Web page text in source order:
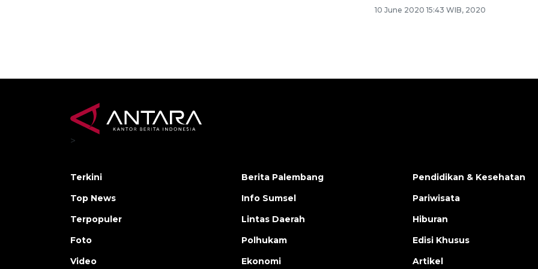
10 June 2020 15:43 WIB, 2020
>
Terkini
Top News
Terpopuler
Foto
Video
Berita Palembang
Info Sumsel
Lintas Daerah
Polhukam
Ekonomi
Pendidikan & Kesehatan
Pariwisata
Hiburan
Edisi Khusus
Artikel